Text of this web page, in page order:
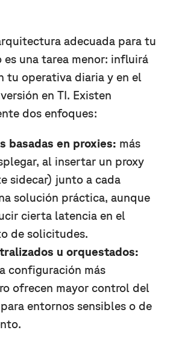
adecuada para tu
una tarea menor: influirá
tu operativa diaria y en el
en TI. Existen
dos enfoques:
basadas en proxies: más
al insertar un proxy
sidecar) junto a cada
solución práctica, aunque
cierta latencia en el
de solicitudes.
u orquestados:
configuración más
ofrecen mayor control del
entornos sensibles o de